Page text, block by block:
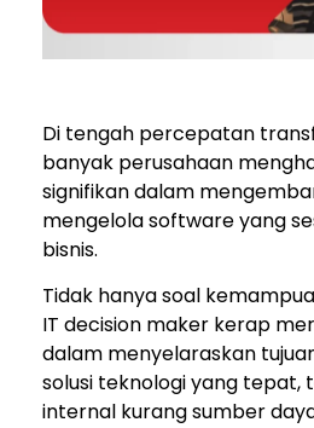
Di tengah percepatan
banyak perusahaan
signifikan dalam
mengelola software yang
bisnis.
Tidak hanya soal
IT decision maker kerap
dalam menyelaraskan
solusi teknologi yang
internal kurang sumber